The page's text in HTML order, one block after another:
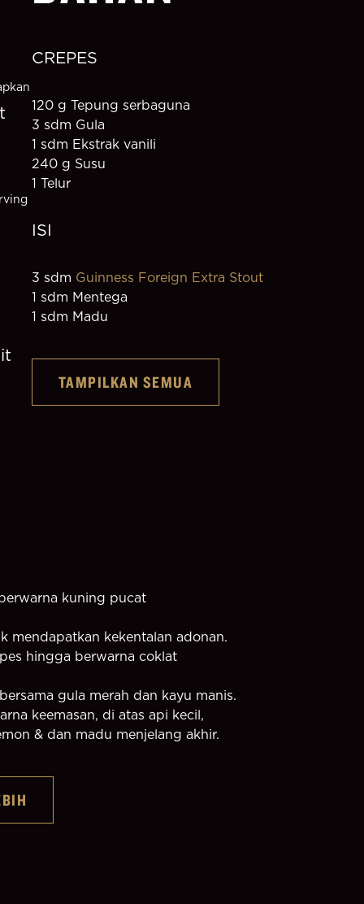
CREPES
120 g Tepung serbaguna
3 sdm Gula
1 sdm Ekstrak vanili
240 g Susu
1 Telur
ISI
3 sdm Guinness Foreign Extra Stout
1 sdm Mentega
1 sdm Madu
TAMPILKAN SEMUA
kuning pucat
mendapatkan kekentalan adonan.
hingga berwarna coklat
gula merah dan kayu manis.
keemasan, di atas api kecil,
& dan madu menjelang akhir.